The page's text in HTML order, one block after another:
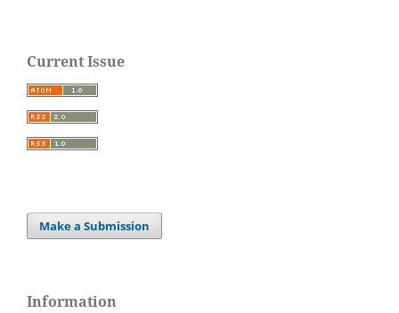
Current Issue
Make a Submission
Information